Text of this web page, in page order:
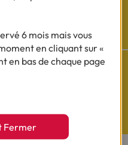
les
6 mois mais vous
en cliquant sur «
en bas de chaque page
Fermer